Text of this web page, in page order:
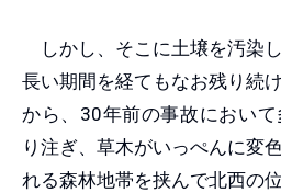
しかし、そこに土壌を汚染
長い期間を経てもなお残り続
から、30年前の事故におい
り注ぎ、草木がいっぺんに変
れる森林地帯を挟んで北西の